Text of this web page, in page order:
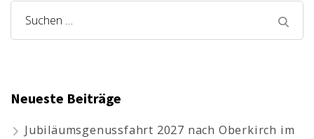
Suchen
nach:
Neueste Beiträge
Jubiläumsgenussfahrt 2027 nach Oberkirch im